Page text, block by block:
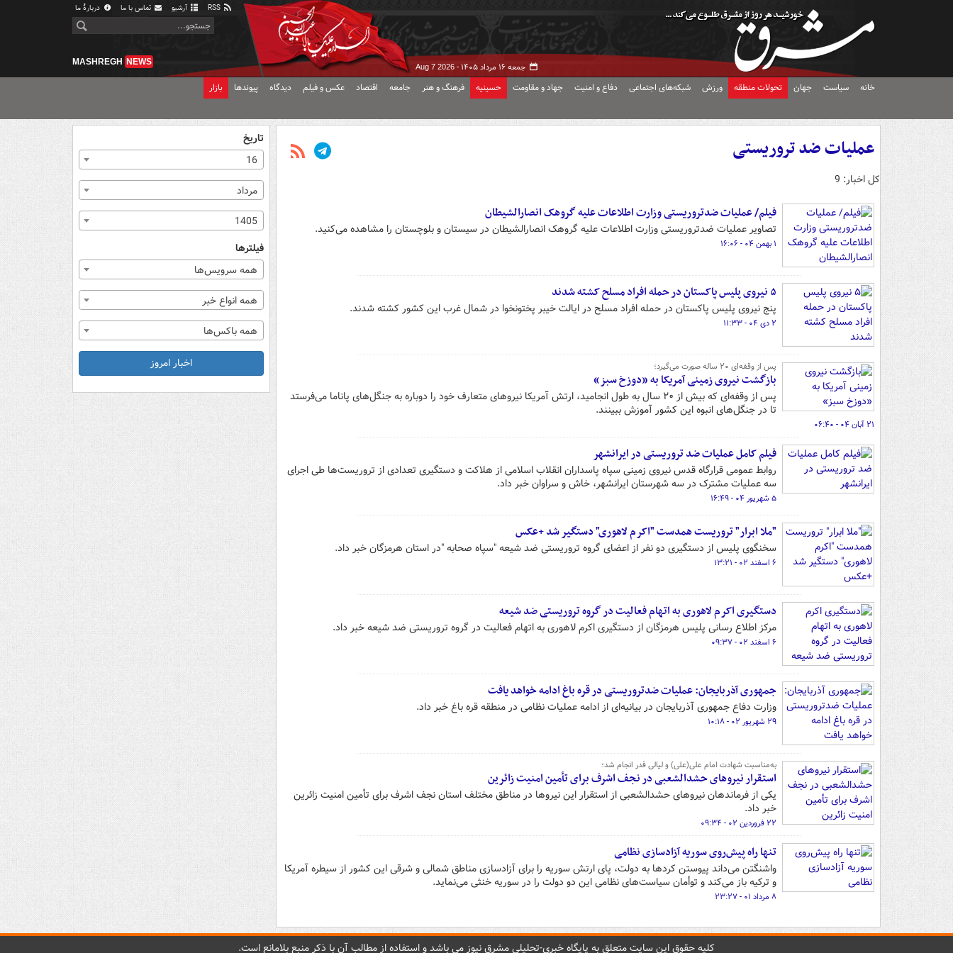
آرشیو تماس با ما دربارهٔ ما
جمعه ۱۶ مرداد ۱۴۰۵ - Aug 7 2026
MASHREGH NEWS
خانه سیاست جهان تحولات منطقه ورزش شبکه‌های اجتماعی دفاع و امنیت جهاد و مقاومت حسینیه فرهنگ و هنر جامعه اقتصاد عکس و فیلم دیدگاه پیوندها بازار
عملیات ضد تروریستی
کل اخبار: 9
فیلم/ عملیات ضدتروریستی وزارت اطلاعات علیه گروهک انصارالشیطان
تصاویر عملیات ضدتروریستی وزارت اطلاعات علیه گروهک انصارالشیطان در سیستان و بلوچستان را مشاهده می‌کنید.
۱ بهمن ۰۴ - ۱۶:۰۶
۵ نیروی پلیس پاکستان در حمله افراد مسلح کشته شدند
پنج نیروی پلیس پاکستان در حمله افراد مسلح در ایالت خیبر پختونخوا در شمال غرب این کشور کشته شدند.
۲ دی ۰۴ - ۱۱:۳۳
پس از وقفه‌ای ۲۰ ساله صورت می‌گیرد؛
بازگشت نیروی زمینی آمریکا به «دوزخ سبز»
پس از وقفه‌ای که بیش از ۲۰ سال به طول انجامید، ارتش آمریکا نیروهای متعارف خود را دوباره به جنگل‌های پاناما می‌فرستد
تا در جنگل‌های انبوه این کشور آموزش ببینند.
۲۱ آبان ۰۴ - ۰۶:۴۰
فیلم کامل عملیات ضد تروریستی در ایرانشهر
روابط عمومی قرارگاه قدس نیروی زمینی سپاه پاسداران انقلاب اسلامی از هلاکت و دستگیری تعدادی از تروریست‌ها طی اجرای
سه عملیات مشترک در سه شهرستان ایرانشهر، خاش و سراوان خبر داد.
۵ شهریور ۰۴ - ۱۶:۴۹
"ملا ابرار" تروریست همدست "اکرم لاهوری" دستگیر شد +عکس
سخنگوی پلیس از دستگیری دو نفر از اعضای گروه تروریستی ضد شیعه "سپاه صحابه "در استان هرمزگان خبر داد.
۶ اسفند ۰۲ - ۱۳:۲۱
دستگیری اکرم لاهوری به اتهام فعالیت در گروه تروریستی ضد شیعه
مرکز اطلاع رسانی پلیس هرمزگان از دستگیری اکرم لاهوری به اتهام فعالیت در گروه تروریستی ضد شیعه خبر داد.
۶ اسفند ۰۲ - ۰۹:۳۷
جمهوری آذربایجان: عملیات ضدتروریستی در قره باغ ادامه خواهد یافت
وزارت دفاع جمهوری آذربایجان در بیانیه‌ای از ادامه عملیات نظامی در منطقه قره باغ خبر داد.
۲۹ شهریور ۰۲ - ۱۰:۱۸
به‌مناسبت شهادت امام علی(علی) و لیالی قدر انجام شد؛
استقرار نیروهای حشدالشعبی در نجف اشرف برای تأمین امنیت زائرین
یکی از فرماندهان نیروهای حشدالشعبی از استقرار این نیروها در مناطق مختلف استان نجف اشرف برای تأمین امنیت زائرین
خبر داد.
۲۲ فروردین ۰۲ - ۰۹:۳۴
تنها راه پیش‌روی سوریه آزادسازی نظامی
واشنگتن می‌داند پیوستن کردها به دولت، پای ارتش سوریه را برای آزادسازی مناطق شمالی و شرقی این کشور از سیطره آمریکا
و ترکیه باز می‌کند و توأمان سیاست‌های نظامی این دو دولت را در سوریه خنثی می‌نماید.
۸ مرداد ۰۱ - ۲۳:۲۷
تاریخ
16
مرداد
1405
فیلترها
همه سرویس‌ها
همه انواع خبر
همه باکس‌ها
اخبار امروز
کليه حقوق اين سايت متعلق به پایگاه خبري-تحليلي مشرق نيوز می باشد و استفاده از مطالب آن با ذکر منبع بلامانع است.